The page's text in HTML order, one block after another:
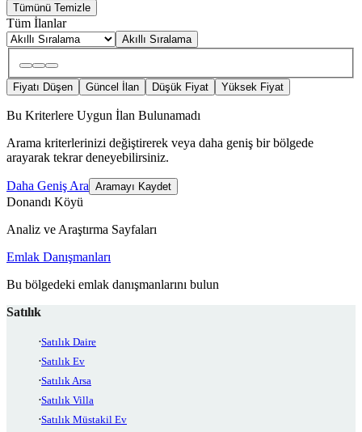
Tümünü Temizle
Tüm İlanlar
Akıllı Sıralama
Fiyatı Düşen Güncel İlan Düşük Fiyat Yüksek Fiyat
Bu Kriterlere Uygun İlan Bulunamadı
Arama kriterlerinizi değiştirerek veya daha geniş bir bölgede
arayarak tekrar deneyebilirsiniz.
Daha Geniş Ara Aramayı Kaydet
Donandı Köyü
Analiz ve Araştırma Sayfaları
Emlak Danışmanları
Bu bölgedeki emlak danışmanlarını bulun
Satılık
Satılık Daire
Satılık Ev
Satılık Arsa
Satılık Villa
Satılık Müstakil Ev